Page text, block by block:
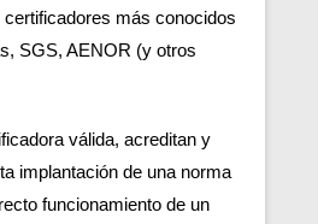
certificadores más conocidos
SGS, AENOR (y otros
válida, acreditan y
implantación de una norma
funcionamiento de un